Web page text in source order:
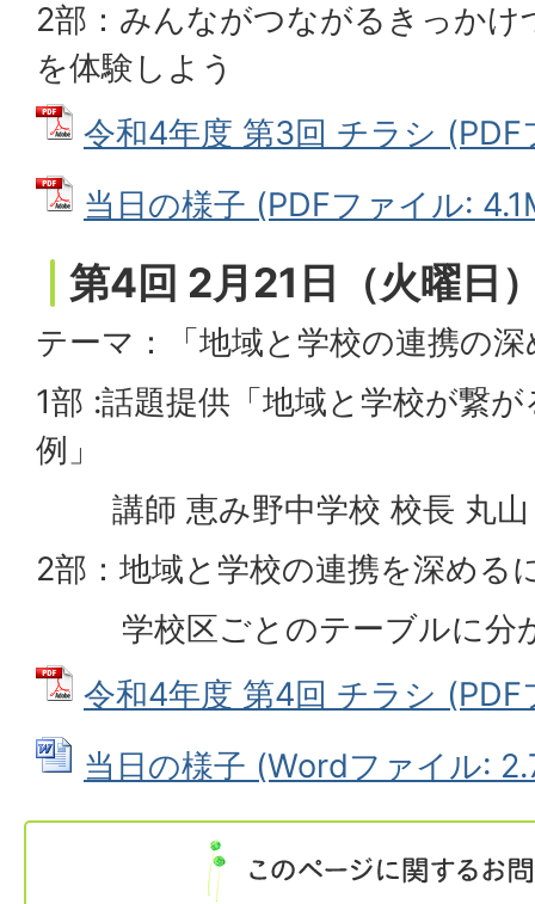
2部：みんながつながるきっか
を体験しよう
令和4年度 第3回 チラシ
当日の様子 (PDFファイル:
第4回 2月21日（火曜日
テーマ：「地域と学校の連携の
1部 :話題提供「地域と学校が繋
例」
講師 恵み野中学校 校長 丸山
2部：地域と学校の連携を深める
学校区ごとのテーブルに分
令和4年度 第4回 チラシ
当日の様子 (Wordファイル: